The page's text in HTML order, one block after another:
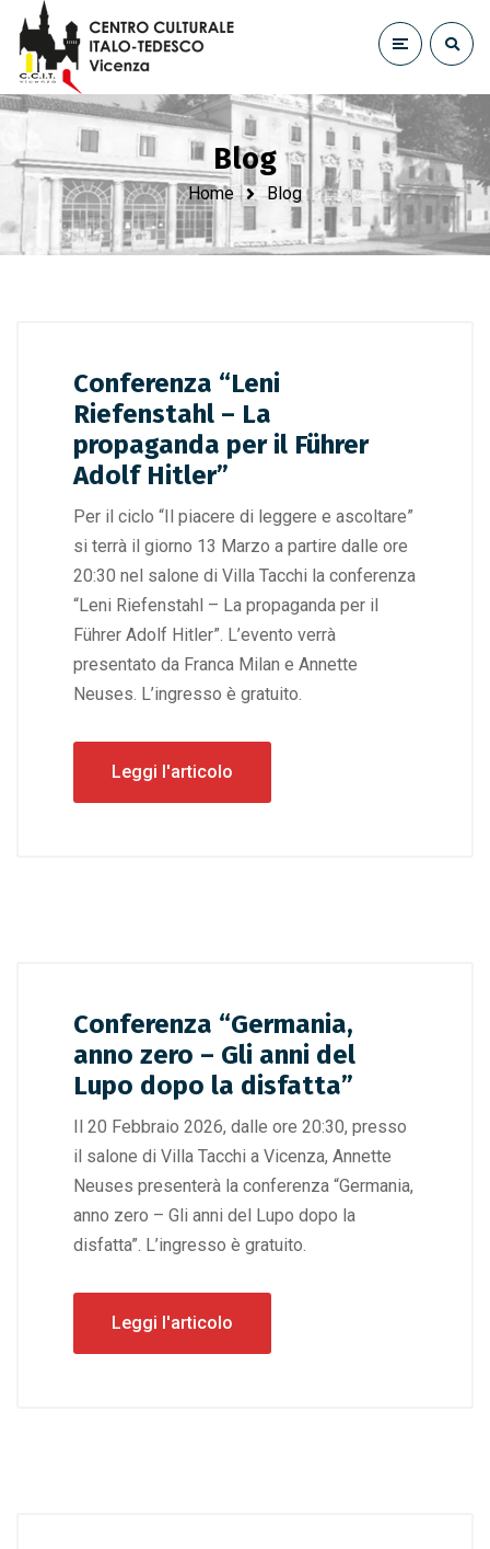
Blog
Home Blog
Conferenza “Leni
Riefenstahl – La
propaganda per il Führer
Adolf Hitler”
Per il ciclo “Il piacere di leggere e ascoltare”
si terrà il giorno 13 Marzo a partire dalle ore
20:30 nel salone di Villa Tacchi la conferenza
“Leni Riefenstahl – La propaganda per il
Führer Adolf Hitler”. L’evento verrà
presentato da Franca Milan e Annette
Neuses. L’ingresso è gratuito.
Leggi l'articolo
Conferenza “Germania,
anno zero – Gli anni del
Lupo dopo la disfatta”
Il 20 Febbraio 2026, dalle ore 20:30, presso
il salone di Villa Tacchi a Vicenza, Annette
Neuses presenterà la conferenza “Germania,
anno zero – Gli anni del Lupo dopo la
disfatta”. L’ingresso è gratuito.
Leggi l'articolo